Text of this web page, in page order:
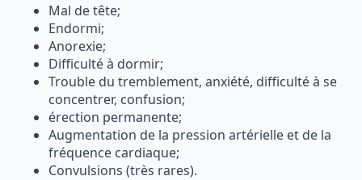
Mal de tête;
Endormi;
Anorexie;
Difficulté à dormir;
Trouble du tremblement, anxiété, difficulté à se
concentrer, confusion;
érection permanente;
Augmentation de la pression artérielle et de la
fréquence cardiaque;
Convulsions (très rares).